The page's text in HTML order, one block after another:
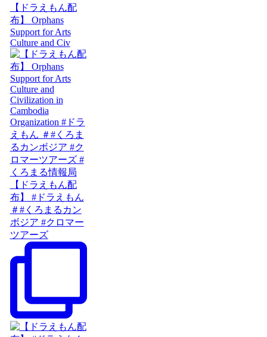
【ドラえもん配
布】 Orphans
Support for Arts
Culture and Civ
【ドラえもん配
布】 #ドラえもん
＃#くろまるカン
ボジア #クロマー
ツアーズ